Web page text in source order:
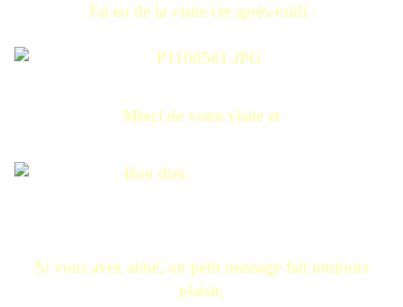
J'ai eu de la visite cet après-midi :
Merci de votre visite et
Si vous avez aimé, un petit message fait toujours
plaisir,